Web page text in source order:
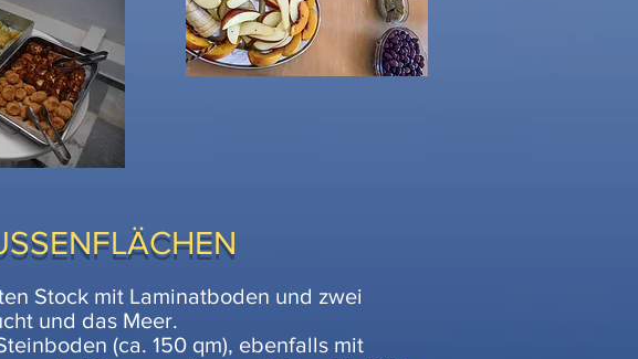
Stock mit Laminatboden und zwei
und das Meer.
(ca. 150 qm), ebenfalls mit